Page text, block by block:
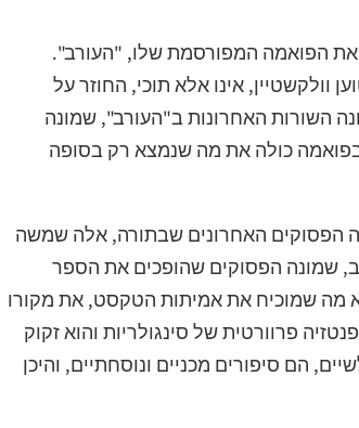
את הפואמה המפורסמת שלו, "העורב".
וולקשטיין, אינו אלא תוכי, החוזר על
השורות האחרונות ב"העורב", שמונה
כולה את מה שנמצא רק בסופה
הפסוקים האחרונים שבתורה, אלה שמשה
שמונה הפסוקים שהופכים את הספר
מה שמוכיח את אמיתות הטקסט, את מקורו
פרוורטית של סינגולריות והוא זקוק
הם סיפורים מכניים ונוסחתיים, והיכן